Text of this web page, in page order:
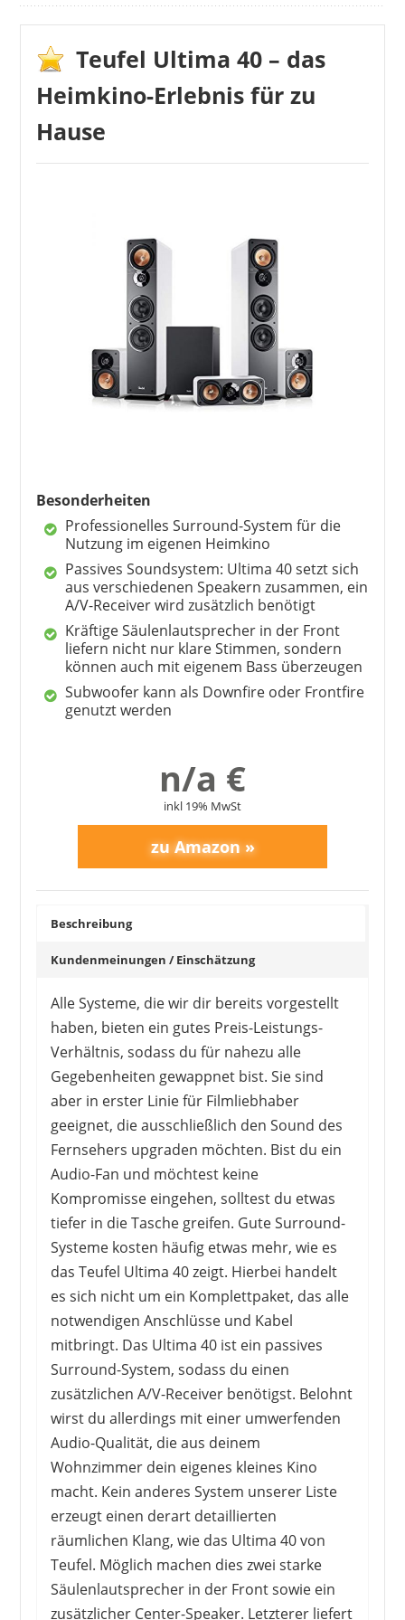
Teufel Ultima 40 – das
Heimkino-Erlebnis für zu
Hause
Besonderheiten
Professionelles Surround-System für die
Nutzung im eigenen Heimkino
Passives Soundsystem: Ultima 40 setzt sich
aus verschiedenen Speakern zusammen, ein
A/V-Receiver wird zusätzlich benötigt
Kräftige Säulenlautsprecher in der Front
liefern nicht nur klare Stimmen, sondern
können auch mit eigenem Bass überzeugen
Subwoofer kann als Downfire oder Frontfire
genutzt werden
n/a €
inkl 19% MwSt
Beschreibung
Kundenmeinungen / Einschätzung
Alle Systeme, die wir dir bereits vorgestellt
haben, bieten ein gutes Preis-Leistungs-
Verhältnis, sodass du für nahezu alle
Gegebenheiten gewappnet bist. Sie sind
aber in erster Linie für Filmliebhaber
geeignet, die ausschließlich den Sound des
Fernsehers upgraden möchten. Bist du ein
Audio-Fan und möchtest keine
Kompromisse eingehen, solltest du etwas
tiefer in die Tasche greifen. Gute Surround-
Systeme kosten häufig etwas mehr, wie es
das Teufel Ultima 40 zeigt. Hierbei handelt
es sich nicht um ein Komplettpaket, das alle
notwendigen Anschlüsse und Kabel
mitbringt. Das Ultima 40 ist ein passives
Surround-System, sodass du einen
zusätzlichen A/V-Receiver benötigst. Belohnt
wirst du allerdings mit einer umwerfenden
Audio-Qualität, die aus deinem
Wohnzimmer dein eigenes kleines Kino
macht. Kein anderes System unserer Liste
erzeugt einen derart detaillierten
räumlichen Klang, wie das Ultima 40 von
Teufel. Möglich machen dies zwei starke
Säulenlautsprecher in der Front sowie ein
zusätzlicher Center-Speaker. Letzterer liefert